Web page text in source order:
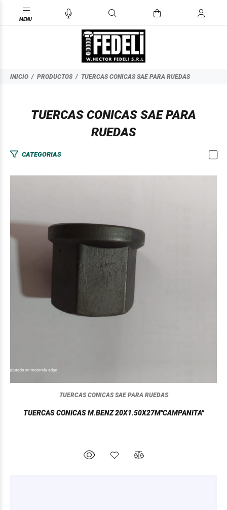
INICIO PRODUCTOS TUERCAS CONICAS SAE PARA RUEDAS
TUERCAS CONICAS SAE PARA
RUEDAS
CATEGORIAS
TUERCAS CONICAS SAE PARA RUEDAS
TUERCAS CONICAS M.BENZ 20X1.50X27M"CAMPANITA"